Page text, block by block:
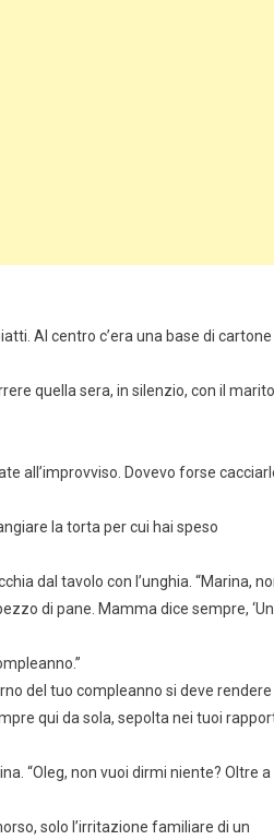
Al centro c’era una base di cartone
quella sera, in silenzio, con il marito
all’improvviso. Dovevo forse
la torta per cui hai speso
dal tavolo con l’unghia. “Marina,
di pane. Mamma dice sempre, ‘Un
del tuo compleanno si deve rendere
qui da sola, sepolta nei tuoi
“Oleg, non vuoi dirmi niente? Oltre a
solo l’irritazione familiare di un